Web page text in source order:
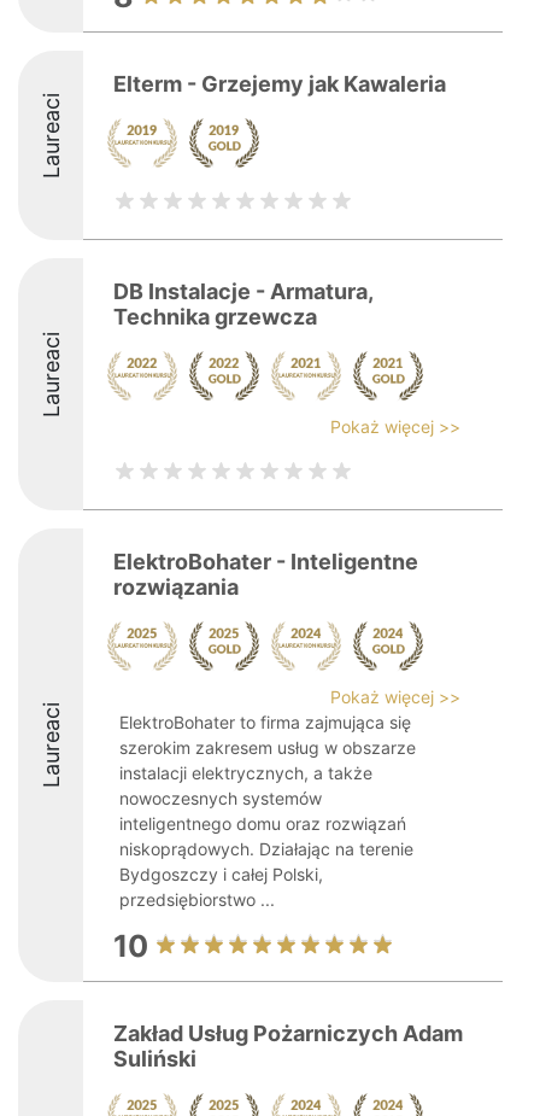
Laureaci
Elterm - Grzejemy jak Kawaleria
Laureaci
DB Instalacje - Armatura,
Technika grzewcza
Pokaż więcej >>
Laureaci
ElektroBohater - Inteligentne
rozwiązania
Pokaż więcej >>
ElektroBohater to firma zajmująca się
szerokim zakresem usług w obszarze
instalacji elektrycznych, a także
nowoczesnych systemów
inteligentnego domu oraz rozwiązań
niskoprądowych. Działając na terenie
Bydgoszczy i całej Polski,
przedsiębiorstwo ...
10
Zakład Usług Pożarniczych Adam
Suliński